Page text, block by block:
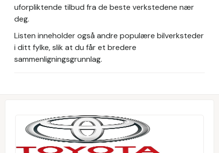
uforpliktende tilbud fra de beste verkstedene nær
deg.
Listen inneholder også andre populære bilverksteder
i ditt fylke, slik at du får et bredere
sammenligningsgrunnlag.